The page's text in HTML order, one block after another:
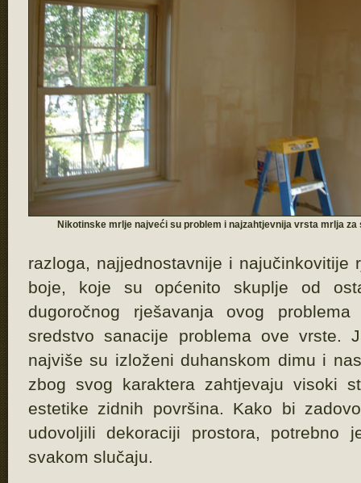
Nikotinske mrlje najveći su problem i najzahtjevnija vrsta mrlja za
razloga, najjednostavnije i najučinkovitije
boje, koje su općenito skuplje od
dugoročnog rješavanja ovog
sredstvo sanacije problema ove vrste.
najviše su izloženi duhanskom dimu i
zbog svog karaktera zahtjevaju visoki
estetike zidnih površina. Kako bi
udovoljili dekoraciji prostora, potrebno
svakom slučaju.